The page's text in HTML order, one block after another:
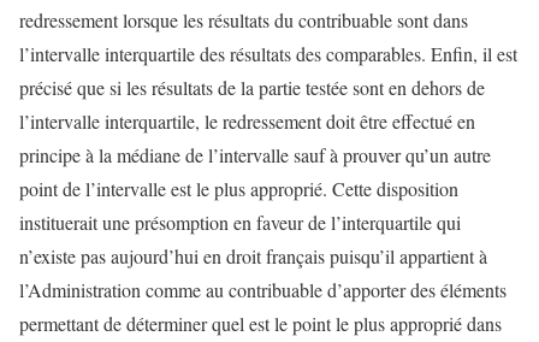
redressement lorsque les résultats du contribuable sont dans
l’intervalle interquartile des résultats des comparables. Enfin, il est
précisé que si les résultats de la partie testée sont en dehors de
l’intervalle interquartile, le redressement doit être effectué en
principe à la médiane de l’intervalle sauf à prouver qu’un autre
point de l’intervalle est le plus approprié. Cette disposition
instituerait une présomption en faveur de l’interquartile qui
n’existe pas aujourd’hui en droit français puisqu’il appartient à
l’Administration comme au contribuable d’apporter des éléments
permettant de déterminer quel est le point le plus approprié dans